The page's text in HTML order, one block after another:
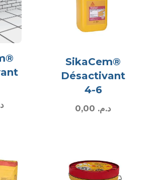
SikaCem®
Désactivant
4-6
د.م.